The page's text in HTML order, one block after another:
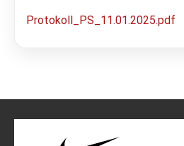
Protokoll_PS_11.01.2025.pdf